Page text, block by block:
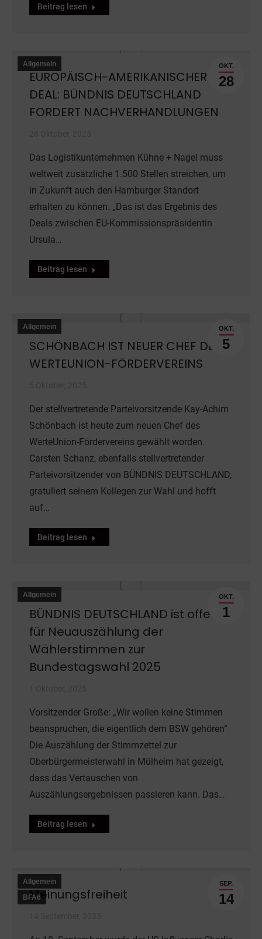
Beitrag lesen
OKT.
28
Allgemein
EUROPÄISCH-AMERIKANISCHER
DEAL: BÜNDNIS DEUTSCHLAND
FORDERT NACHVERHANDLUNGEN
Das Logistikunternehmen Kühne + Nagel muss
weltweit zusätzliche 1.500 Stellen streichen, um
in Zukunft auch den Hamburger Standort
erhalten zu können. „Das ist das Ergebnis des
Deals zwischen EU-Kommissionspräsidentin
Ursula…
Beitrag lesen
OKT.
5
Allgemein
SCHÖNBACH IST NEUER CHEF DES
WERTEUNION-FÖRDERVEREINS
Der stellvertretende Parteivorsitzende Kay-Achim
Schönbach ist heute zum neuen Chef des
WerteUnion-Fördervereins gewählt worden.
Carsten Schanz, ebenfalls stellvertretender
Parteivorsitzender von BÜNDNIS DEUTSCHLAND,
gratuliert seinem Kollegen zur Wahl und hofft
auf…
Beitrag lesen
OKT.
1
Allgemein
BÜNDNIS DEUTSCHLAND ist offen
für Neuauszählung der
Wählerstimmen zur
Bundestagswahl 2025
Vorsitzender Große: „Wir wollen keine Stimmen
beanspruchen, die eigentlich dem BSW gehören“
Die Auszählung der Stimmzettel zur
Oberbürgermeisterwahl in Mülheim hat gezeigt,
dass das Vertauschen von
Auszählungsergebnissen passieren kann. Das…
Beitrag lesen
SEP.
14
Allgemein
BFA6
Meinungsfreiheit